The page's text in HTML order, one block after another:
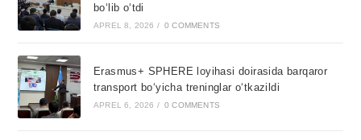
bo‘lib o‘tdi
APREL 8, 2026 / 0 COMMENTS
Erasmus+ SPHERE loyihasi doirasida barqaror
transport bo‘yicha treninglar o‘tkazildi
APREL 6, 2026 / 0 COMMENTS